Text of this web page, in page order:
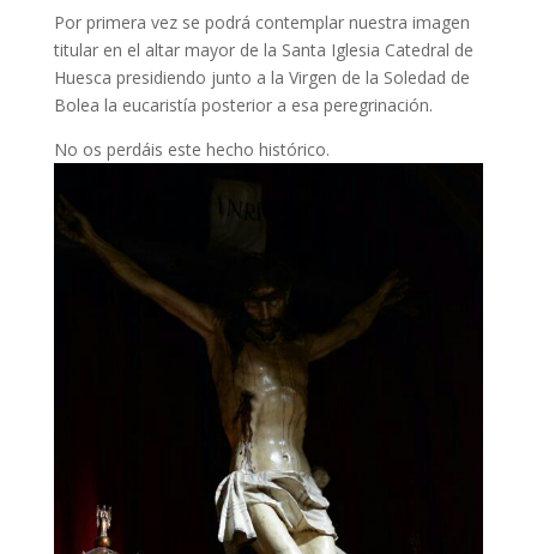
Por primera vez se podrá contemplar nuestra imagen
titular en el altar mayor de la Santa Iglesia Catedral de
Huesca presidiendo junto a la Virgen de la Soledad de
Bolea la eucaristía posterior a esa peregrinación.
No os perdáis este hecho histórico.